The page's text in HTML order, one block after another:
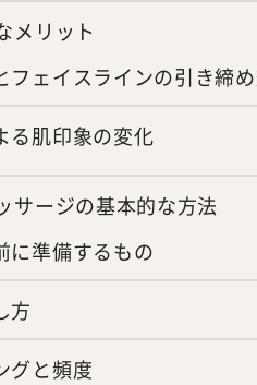
メリット
フェイスラインの引き締
る肌印象の変化
サージの基本的な方法
に準備するもの
方
グと頻度